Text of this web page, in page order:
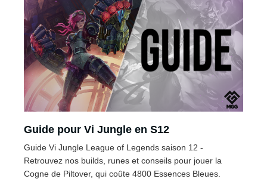
Guide pour Vi Jungle en S12
Guide Vi Jungle League of Legends saison 12 -
Retrouvez nos builds, runes et conseils pour jouer la
Cogne de Piltover, qui coûte 4800 Essences Bleues.